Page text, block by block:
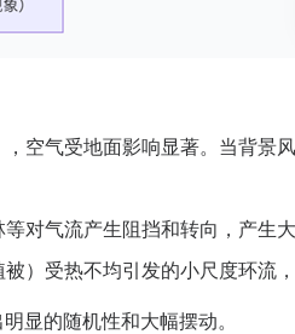
空气受地面影响显著。当背景
对气流产生阻挡和转向，产生
）受热不均引发的小尺度环流
显的随机性和大幅摆动。